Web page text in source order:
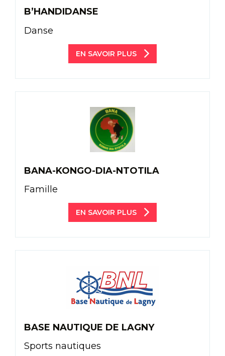
B’HANDIDANSE
Danse
EN SAVOIR PLUS
BANA-KONGO-DIA-NTOTILA
Famille
EN SAVOIR PLUS
BASE NAUTIQUE DE LAGNY
Sports nautiques